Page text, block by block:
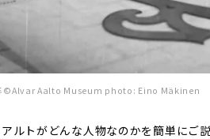
©Alvar Aalto Museum photo: Eino Mäkinen
ルトがどんな人物なのかを簡単にご説